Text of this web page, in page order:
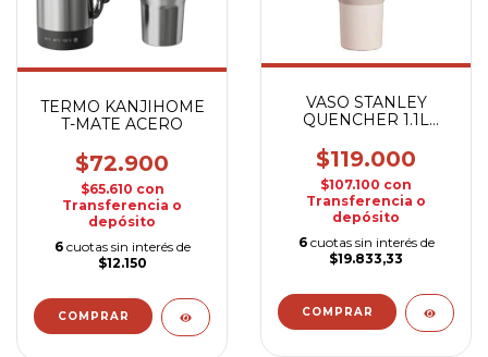
TERMO KANJIHOME
T-MATE ACERO
$72.900
$65.610 con
Transferencia o
depósito
6 cuotas sin interés de
$12.150
VASO STANLEY
QUENCHER 1.1L
$119.000
$107.100 con
Transferencia o
depósito
6 cuotas sin interés de
$19.833,33